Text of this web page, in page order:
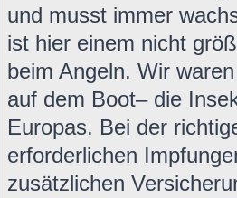
und musst immer
ist hier einem nicht
beim Angeln. Wir
auf dem Boot– die
Europas. Bei der
erforderlichen
zusätzlichen